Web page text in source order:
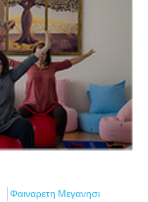
Φαιναρετη Μεγανησι